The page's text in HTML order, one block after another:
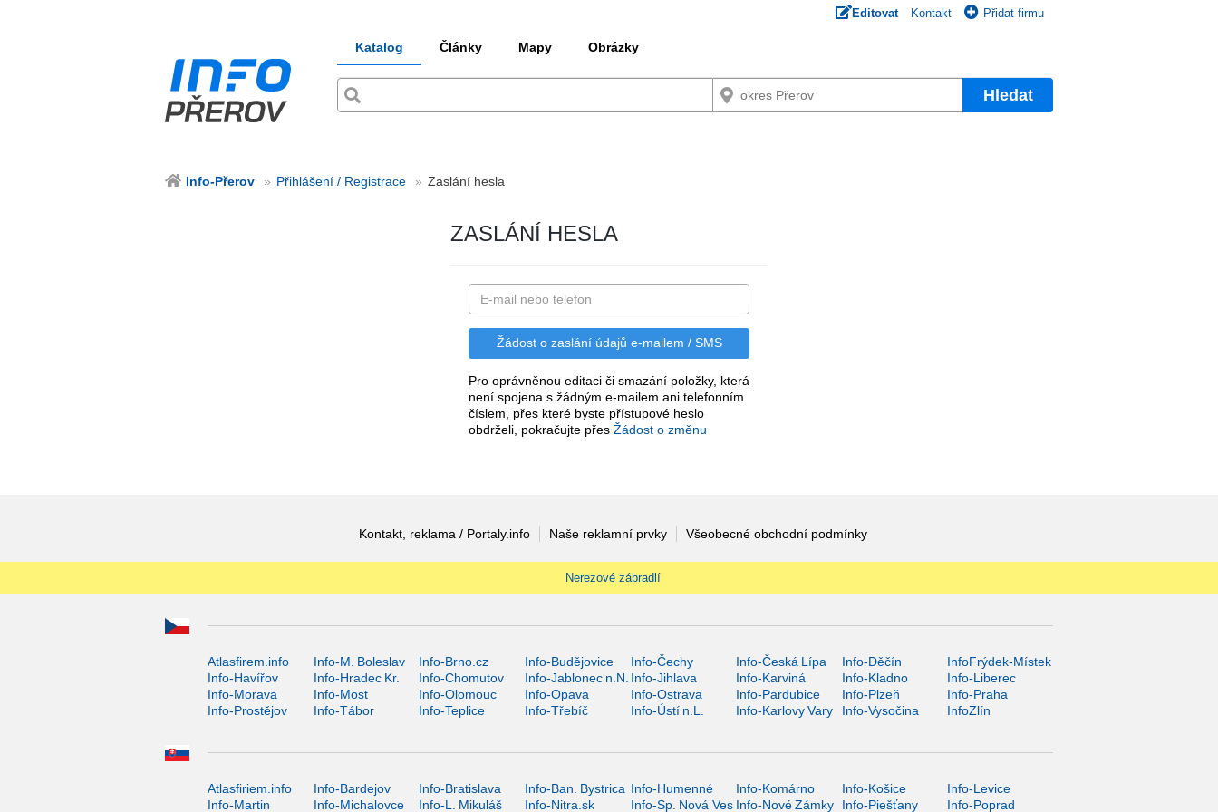
Editovat Kontakt Přidat firmu
Katalog Články Mapy Obrázky
Hledat
Info-Přerov Přihlášení / Registrace Zaslání hesla
ZASLÁNÍ HESLA
Pro oprávněnou editaci či smazání položky, která
není spojena s žádným e-mailem ani telefonním
číslem, přes které byste přístupové heslo
obdrželi, pokračujte přes Žádost o změnu
Kontakt, reklama / Portaly.info Naše reklamní prvky Všeobecné obchodní podmínky
Nerezové zábradlí
Atlasfirem.info Info-M. Boleslav Info-Brno.cz Info-Budějovice Info-Čechy Info-Česká Lípa Info-Děčín
InfoFrýdek-Místek
Info-Havířov
Info-Hradec Kr. Info-Chomutov Info-Jablonec n.N. Info-Jihlava Info-Karviná Info-Kladno
Info-Liberec
Info-Morava
Info-Most Info-Olomouc Info-Opava Info-Ostrava Info-Pardubice Info-Plzeň
Info-Praha
Info-Prostějov
Info-Tábor Info-Teplice Info-Třebíč Info-Ústí n.L. Info-Karlovy Vary Info-Vysočina InfoZlín
Atlasfiriem.info Info-Bardejov Info-Bratislava Info-Ban. Bystrica Info-Humenné Info-Komárno Info-Košice
Info-Levice
Info-Martin
Info-Michalovce Info-L. Mikuláš Info-Nitra.sk Info-Sp. Nová Ves Info-Nové Zámky Info-Piešťany Info-Poprad